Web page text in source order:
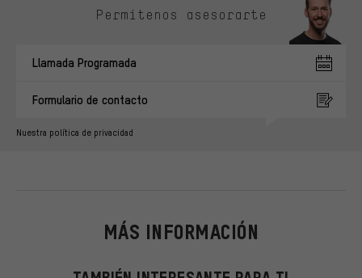
Permítenos asesorarte
Llamada Programada
Formulario de contacto
Nuestra política de privacidad
MÁS INFORMACIÓN